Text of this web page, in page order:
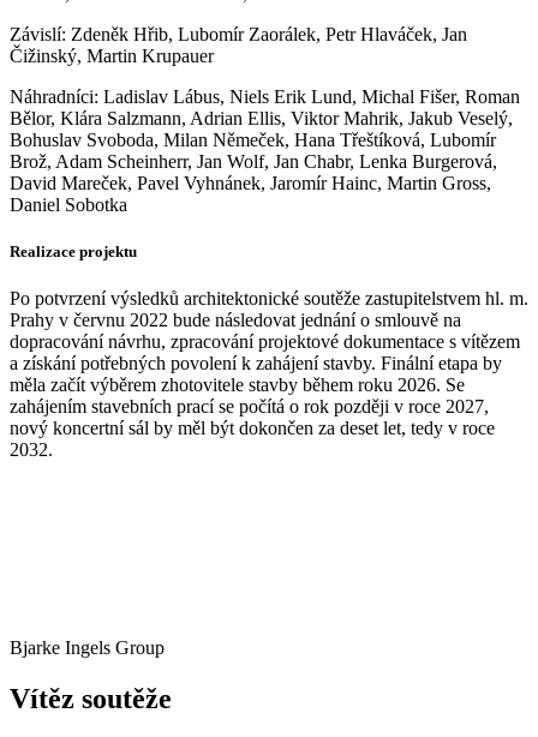
Závislí: Zdeněk Hřib, Lubomír Zaorálek, Petr Hlaváček, Jan
Čižinský, Martin Krupauer
Náhradníci: Ladislav Lábus, Niels Erik Lund, Michal Fišer, Roman
Bělor, Klára Salzmann, Adrian Ellis, Viktor Mahrik, Jakub Veselý,
Bohuslav Svoboda, Milan Němeček, Hana Třeštíková, Lubomír
Brož, Adam Scheinherr, Jan Wolf, Jan Chabr, Lenka Burgerová,
David Mareček, Pavel Vyhnánek, Jaromír Hainc, Martin Gross,
Daniel Sobotka
Realizace projektu
Po potvrzení výsledků architektonické soutěže zastupitelstvem hl. m.
Prahy v červnu 2022 bude následovat jednání o smlouvě na
dopracování návrhu, zpracování projektové dokumentace s vítězem
a získání potřebných povolení k zahájení stavby. Finální etapa by
měla začít výběrem zhotovitele stavby během roku 2026. Se
zahájením stavebních prací se počítá o rok později v roce 2027,
nový koncertní sál by měl být dokončen za deset let, tedy v roce
2032.
Bjarke Ingels Group
Vítěz soutěže